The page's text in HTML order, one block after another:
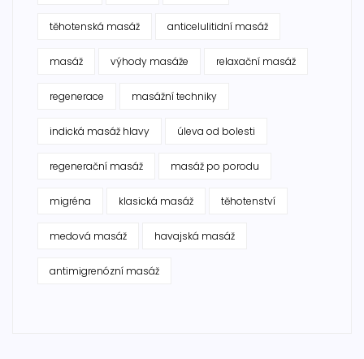
těhotenská masáž anticelulitidní masáž
masáž výhody masáže relaxační masáž
regenerace masážní techniky
indická masáž hlavy úleva od bolesti
regenerační masáž masáž po porodu
migréna klasická masáž těhotenství
medová masáž havajská masáž
antimigrenózní masáž